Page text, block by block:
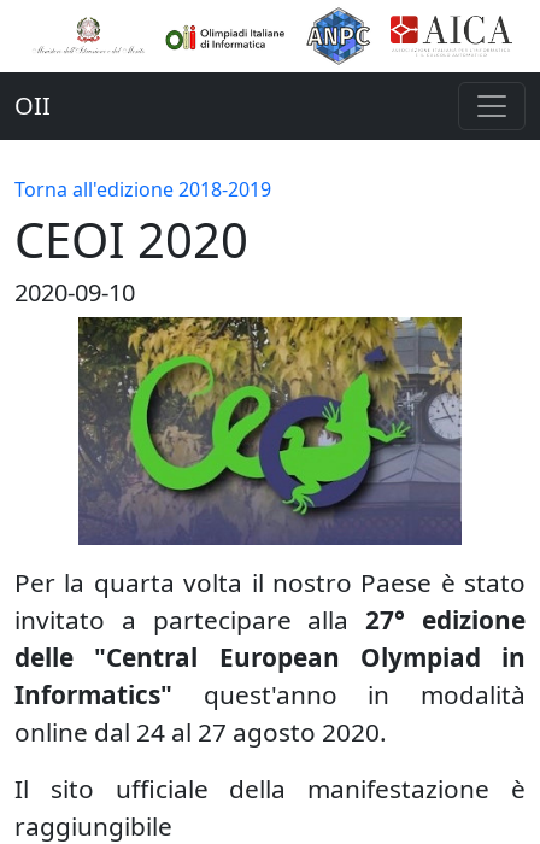
OII
Torna all'edizione 2018-2019
CEOI 2020
2020-09-10
Per la quarta volta il nostro Paese è stato
invitato a partecipare alla27° edizione
delle "Central European Olympiad in
Informatics" quest'anno in modalità
online dal 24 al 27 agosto 2020.
Il sito ufficiale della manifestazione è
raggiungibile